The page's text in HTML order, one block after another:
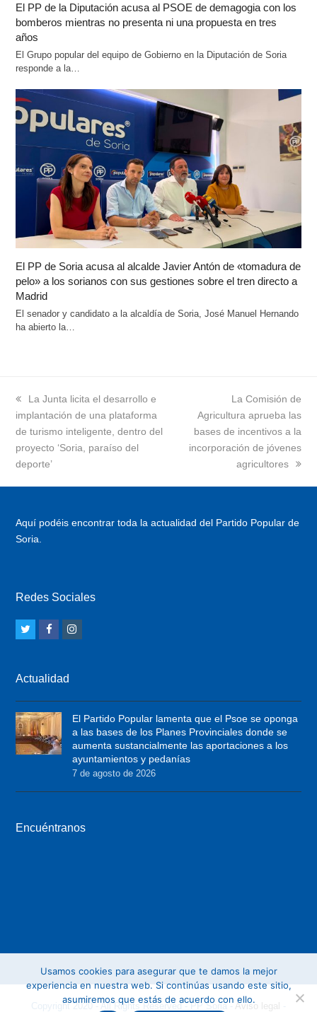
El PP de la Diputación acusa al PSOE de demagogia con los
bomberos mientras no presenta ni una propuesta en tres
años
El Grupo popular del equipo de Gobierno en la Diputación de Soria
responde a la…
El PP de Soria acusa al alcalde Javier Antón de «tomadura de
pelo» a los sorianos con sus gestiones sobre el tren directo a
Madrid
El senador y candidato a la alcaldía de Soria, José Manuel Hernando
ha abierto la…
previous
post:
La Junta licita el desarrollo e
implantación de una plataforma
de turismo inteligente, dentro del
proyecto ‘Soria, paraíso del
deporte’
next
post:
La Comisión de
Agricultura aprueba las
bases de incentivos a la
incorporación de jóvenes
agricultores
Aquí podéis encontrar toda la actualidad del Partido Popular de
Soria.
Redes Sociales
t
t
e
r
F
e
b
o
a
g
r
a
Actualidad
El Partido Popular lamenta que el Psoe se oponga
a las bases de los Planes Provinciales donde se
aumenta sustancialmente las aportaciones a los
ayuntamientos y pedanías
7 de agosto de 2026
Encuéntranos
Copyright 2020 - All Rights Reserved - PP Soria - Aviso legal -
Usamos cookies para asegurar que te damos la mejor
experiencia en nuestra web. Si continúas usando este sitio,
asumiremos que estás de acuerdo con ello.